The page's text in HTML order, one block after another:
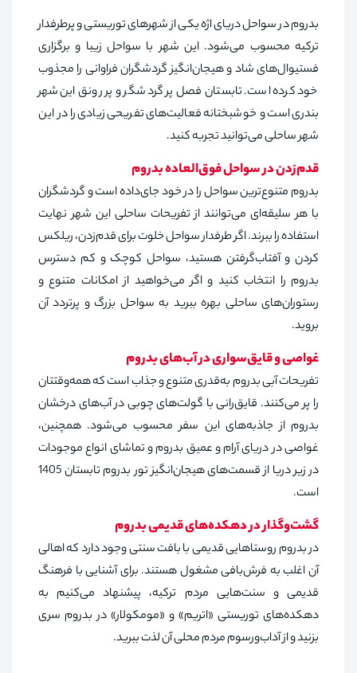
بدروم در سواحل دریای اژه یکی از شهرهای توریستی و پرطرفدار
ترکیه محسوب می‌شود. این شهر با سواحل زیبا و برگزاری
فستیوال‌های شاد و هیجان‌انگیز گردشگران فراوانی را مجذوب
خود کرده است. تابستان فصل پر گردشگر و پر رونق این شهر
بندری است و خوشبختانه فعالیت‌های تفریحی زیادی را در این
شهر ساحلی می‌توانید تجربه کنید.
قدم‌زدن در سواحل فوق‌العاده بدروم
بدروم متنوع‌ترین سواحل را در خود جای‌داده است و گردشگران
با هر سلیقه‌ای می‌توانند از تفریحات ساحلی این شهر نهایت
استفاده را ببرند. اگر طرفدار سواحل خلوت برای قدم‌زدن، ریلکس
کردن و آفتاب‌گرفتن هستید، سواحل کوچک و کم دسترس
بدروم را انتخاب کنید و اگر می‌خواهید از امکانات متنوع و
رستوران‌های ساحلی بهره ببرید به سواحل بزرگ و پرتردد آن
بروید.
غواصی و قایق‌سواری در آب‌های بدروم
تفریحات آبی بدروم به‌قدری متنوع و جذاب است که همه‌وقتتان
را پر می‌کنند. قایق‌رانی با گولت‌های چوبی در آب‌های درخشان
بدروم از جاذبه‌های این سفر محسوب می‌شود. همچنین،
غواصی در دریای آرام و عمیق بدروم و تماشای انواع موجودات
در زیر دریا از قسمت‌های هیجان‌انگیز تور بدروم تابستان 1405
است.
گشت‌وگذار در دهکده‌های قدیمی بدروم
در بدروم روستاهایی قدیمی با بافت سنتی وجود دارد که اهالی
آن اغلب به فرش‌بافی مشغول هستند. برای آشنایی با فرهنگ
قدیمی و سنت‌هایی مردم ترکیه، پیشنهاد می‌کنیم به
دهکده‌های توریستی «اتریم» و «مومکولار» در بدروم سری
بزنید و از آداب‌ورسوم مردم محلی آن لذت ببرید.